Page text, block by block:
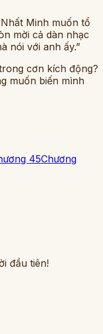
Minh muốn tổ
mời cả dàn nhạc
nói với anh ấy.”
cơn kích động?
muốn biến mình
45Chương
đầu tiên!